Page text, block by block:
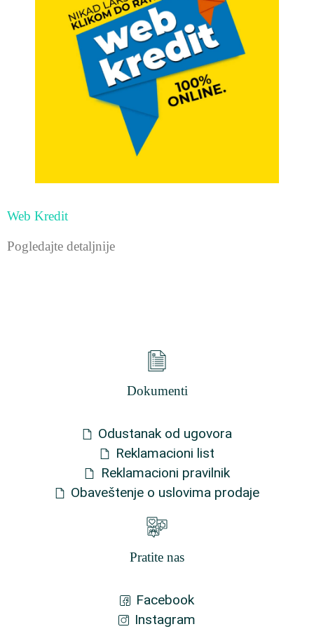
Web Kredit
Pogledajte detaljnije
Dokumenti
Odustanak od ugovora
Reklamacioni list
Reklamacioni pravilnik
Obaveštenje o uslovima prodaje
Pratite nas
Facebook
Instagram